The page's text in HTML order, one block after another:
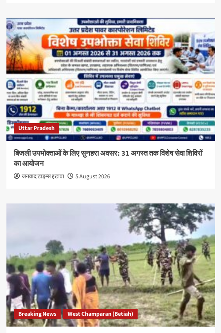
Uttar Pradesh
बिजली उपभोक्ताओं के लिए सुनहरा अवसर: 31 अगस्त तक विशेष सेवा शिविरों
का आयोजन
जनवाद टाइम्स इटावा 5 August 2026
Breaking News West Champaran (Betiah)